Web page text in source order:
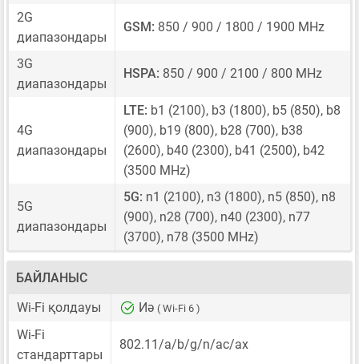
2G
диапазондары
GSM: 850 / 900 / 1800 / 1900 MHz
3G
диапазондары
HSPA: 850 / 900 / 2100 / 800 MHz
4G
диапазондары
LTE: b1 (2100), b3 (1800), b5 (850), b8
(900), b19 (800), b28 (700), b38
(2600), b40 (2300), b41 (2500), b42
(3500 MHz)
5G
диапазондары
5G: n1 (2100), n3 (1800), n5 (850), n8
(900), n28 (700), n40 (2300), n77
(3700), n78 (3500 MHz)
БАЙЛАНЫС
Wi-Fi қолдауы
Иә ( Wi-Fi 6 )
Wi-Fi
стандарттары
802.11/a/b/g/n/ac/ax